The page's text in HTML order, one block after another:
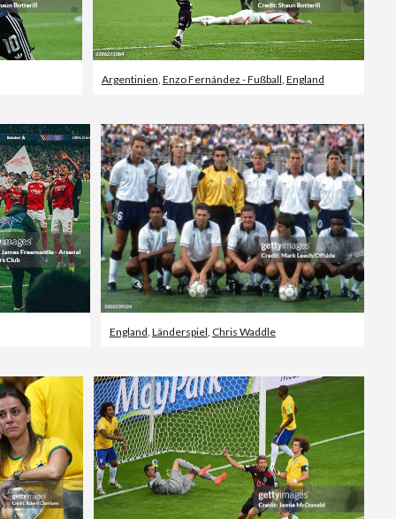
Argentinien Enzo Fernández - Fußball England
England, Länderspiel, Chris Waddle